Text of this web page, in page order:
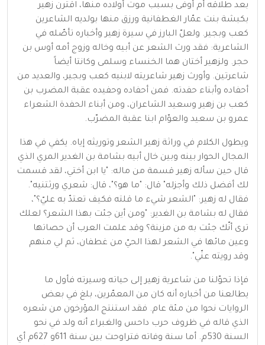
بعد طلاقه أم أوفى بسبب موت أولاده منها، اقترن زهير
بكبشة بنت عمّار الغطفانية ورزق منها بولديه الشاعرين
كعب وبجير. ولعلّ البارز في سيرة زهير وأخباره تأصّله في
الشاعرية: فقد ورث الشعر عن أبيه وخاله وزوج أمه أوس بن
حجر. ولزهير أختان هما الخنساء وسلمى وكانتا أيضاً
شاعرتين. وأورث زهير شاعريته لابنيه كعب وبجير، والعديد من
أحفاده وأبناء حفدته. فمن أحفاده وحفيده عقبة المضرب بن
كعب بن زهير وسعيد الشاعران، ومن أبناء الحفدة الشعراء
عمرو بن سعيد والعوّام ابنا عقبة المضرّب.
ويطول الكلام في وراثة زهير الشعر وتوريثه إياه. يكفي في هذا
المجال الحوار بينه وبين خال أبيه بشامة بن الغدير المري الذي
قال حين سأله زهير قسمة من ماله: "يا ابن أختي، لقد قسمت
لك أفضل ذلك وأجزله" قال: "ما هو؟"، قال: شعري ورثتنيه".
فقال له زهير: "الشعر شيء ما قلته فكيف تعتدّ به عليّ؟"،
فقال له بشامة بن الغدير: "ومن أين جئت بهذا الشعر؟ لعلك
ترى أنّك جئت به من مزينة؟ وقد علمت العرب أن حصاتها
وعين مائها في الشعر لهذا الحيّ من غطفان، ثم لي منهم
وقد رويته عنّي".
فإذا تحوّلنا من شاعرية زهير إلى حياته وسيرته فأول ما
يطالعنا من أخباره أنه كان من المعمّرين، بلغ في بعض
الروايات نحوا من مئة عام. فقد استنتج المؤرخون من شعره
الذي قاله في ظروف حرب داحس والغبراء أنه ولد في نحو
السنة 530م. أما سنة وفاته فتراوحت بين سنة 611و 627م أي